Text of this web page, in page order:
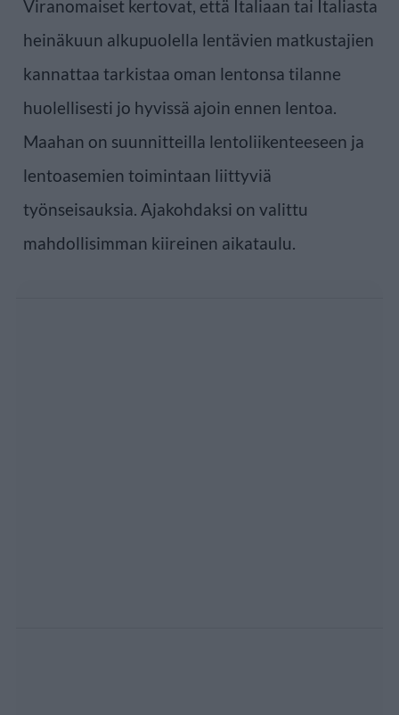
Viranomaiset kertovat, että Italiaan tai Italiasta
heinäkuun alkupuolella lentävien matkustajien
kannattaa tarkistaa oman lentonsa tilanne
huolellisesti jo hyvissä ajoin ennen lentoa.
Maahan on suunnitteilla lentoliikenteeseen ja
lentoasemien toimintaan liittyviä
työnseisauksia. Ajakohdaksi on valittu
mahdollisimman kiireinen aikataulu.